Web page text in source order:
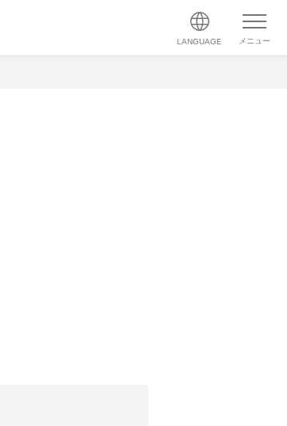
LANGUAGE メニュー